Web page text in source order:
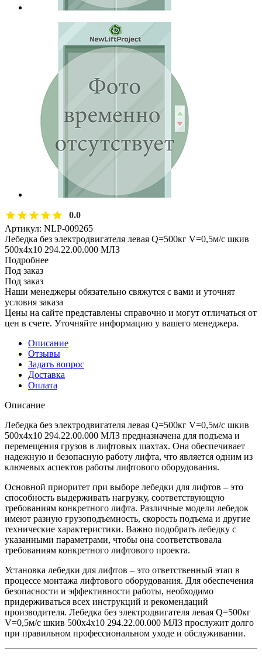
0.0
Артикул: NLP-009265
Лебедка без электродвигателя левая Q=500кг V=0,5м/с шкив
500х4х10 294.22.00.000 МЛЗ
Подробнее
Под заказ
Под заказ
Наши менеджеры обязательно свяжутся с вами и уточнят
условия заказа
Цены на сайте представлены справочно и могут отличаться от
цен в счете. Уточняйте информацию у вашего менеджера.
Описание
Отзывы
Задать вопрос
Доставка
Оплата
Описание
Лебедка без электродвигателя левая Q=500кг V=0,5м/с шкив
500х4х10 294.22.00.000 МЛЗ предназначена для подъема и
перемещения грузов в лифтовых шахтах. Она обеспечивает
надежную и безопасную работу лифта, что является одним из
ключевых аспектов работы лифтового оборудования.
Основной приоритет при выборе лебедки для лифтов – это
способность выдерживать нагрузку, соответствующую
требованиям конкретного лифта. Различные модели лебедок
имеют разную грузоподъемность, скорость подъема и другие
технические характеристики. Важно подобрать лебедку с
указанными параметрами, чтобы она соответствовала
требованиям конкретного лифтового проекта.
Установка лебедки для лифтов – это ответственный этап в
процессе монтажа лифтового оборудования. Для обеспечения
безопасности и эффективности работы, необходимо
придерживаться всех инструкций и рекомендаций
производителя. Лебедка без электродвигателя левая Q=500кг
V=0,5м/с шкив 500х4х10 294.22.00.000 МЛЗ прослужит долго
при правильном профессиональном уходе и обслуживании.